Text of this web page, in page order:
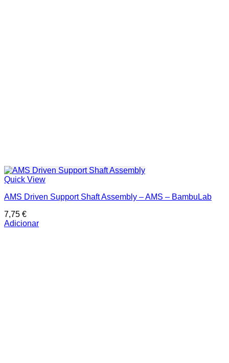
Quick View
AMS Driven Support Shaft Assembly – AMS – BambuLab
7,75 €
Adicionar